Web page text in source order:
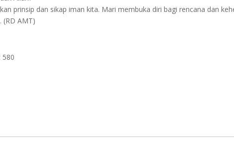
prinsip dan sikap iman kita. Mari membuka diri bagi rencana dan
(RD AMT)
580